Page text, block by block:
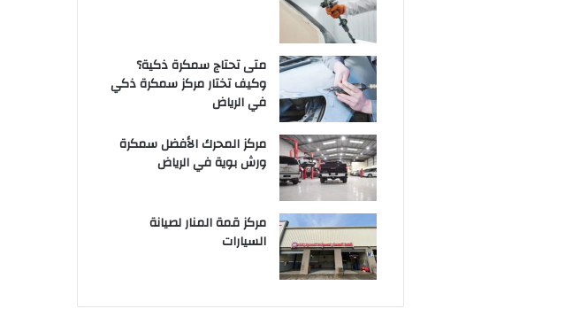
متى تحتاج سمكرة ذكية؟
وكيف تختار مركز سمكرة ذكي
في الرياض
مركز المحرك الأفضل سمكرة
ورش بوية في الرياض
مركز قمة المنار لصيانة
السيارات